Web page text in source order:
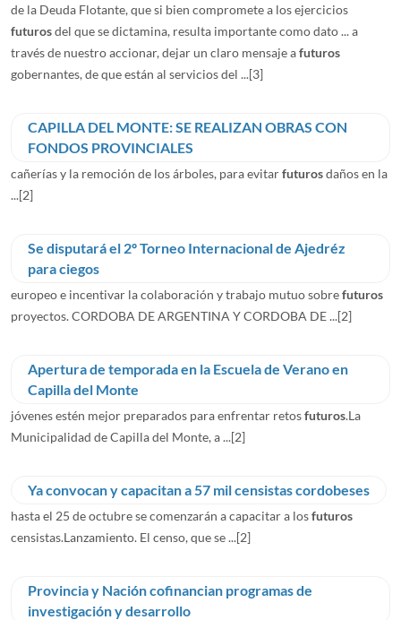
de la Deuda Flotante, que si bien compromete a los ejercicios
futurosdel que se dictamina, resulta importante como dato ... a
través de nuestro accionar, dejar un claro mensaje afuturos
gobernantes, de que están al servicios del ...[3]
CAPILLA DEL MONTE: SE REALIZAN OBRAS CON
FONDOS PROVINCIALES
cañerías y la remoción de los árboles, para evitarfuturosdaños en la
...[2]
Se disputará el 2º Torneo Internacional de Ajedréz
para ciegos
europeo e incentivar la colaboración y trabajo mutuo sobrefuturos
proyectos. CORDOBA DE ARGENTINA Y CORDOBA DE ...[2]
Apertura de temporada en la Escuela de Verano en
Capilla del Monte
jóvenes estén mejor preparados para enfrentar retosfuturos.La
Municipalidad de Capilla del Monte, a ...[2]
Ya convocan y capacitan a 57 mil censistas cordobeses
hasta el 25 de octubre se comenzarán a capacitar a losfuturos
censistas.Lanzamiento. El censo, que se ...[2]
Provincia y Nación cofinancian programas de